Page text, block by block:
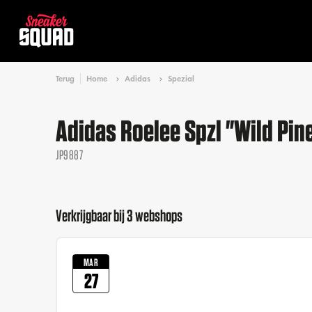
Terug Home Adidas Spezial
Adidas Roelee Spzl "Wild
JP9887
Verkrijgbaar bij 3 webshops
MAR
27